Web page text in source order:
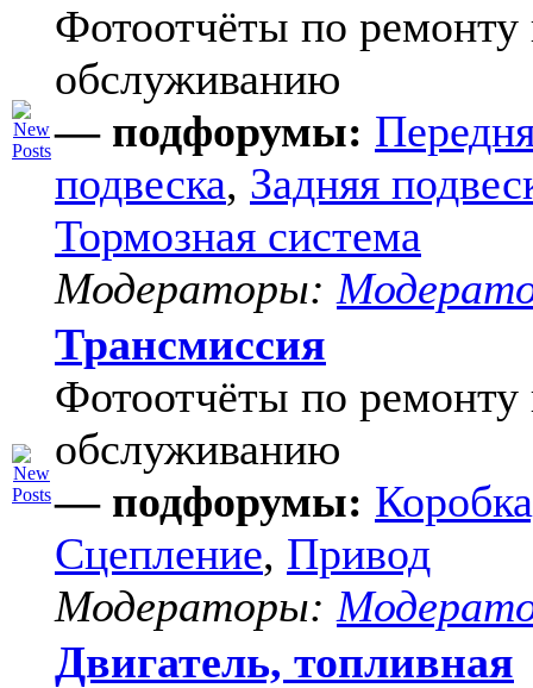
Фотоотчёты по ремонту
обслуживанию
— подфорумы:
подвеска, Задняя
Тормозная система
Модераторы:
Трансмиссия
Фотоотчёты по ремонту
обслуживанию
— подфорумы:
Сцепление, Привод
Модераторы:
Двигатель, топливная